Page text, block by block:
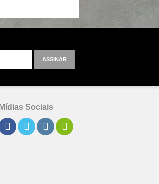
ASSINAR
Mídias Sociais